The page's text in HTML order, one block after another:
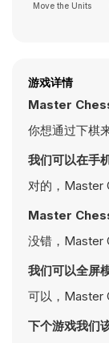
Move the Units
游戏详情
Master
你想通过下棋
我们可以在手
对的，Master
Master
没错，Master
我们可以全屏
可以，Master
下个游戏我们